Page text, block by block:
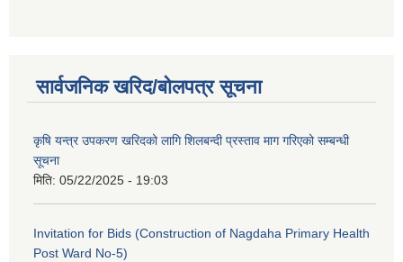
सार्वजनिक खरिद/बोलपत्र सूचना
कृषि यन्त्र उपकरण खरिदको लागि शिलबन्दी प्रस्ताव माग गरिएको सम्बन्धी
सूचना
मिति: 05/22/2025 - 19:03
Invitation for Bids (Construction of Nagdaha Primary Health
Post Ward No-5)